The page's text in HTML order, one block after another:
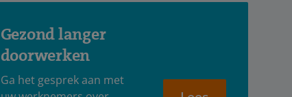
Gezond langer
doorwerken
Ga het gesprek aan met